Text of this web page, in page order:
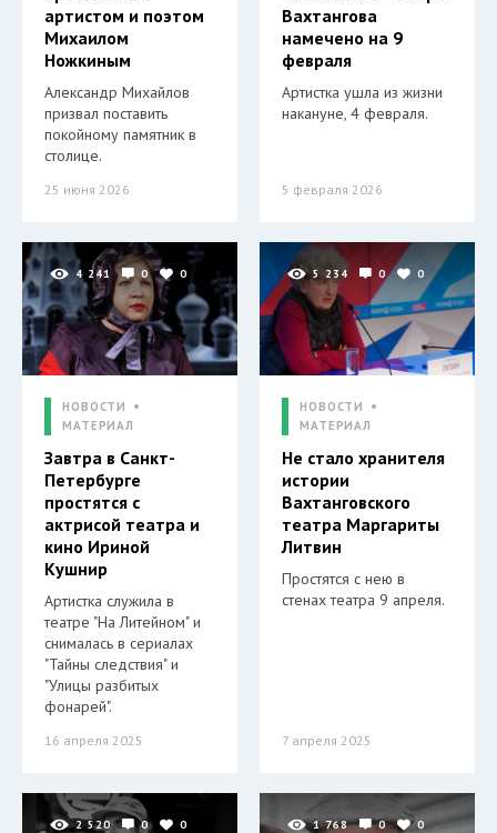
артистом и поэтом
Михаилом
Ножкиным
Александр Михайлов
призвал поставить
покойному памятник в
столице.
25 июня 2026
Вахтангова
намечено на 9
февраля
Артистка ушла из жизни
накануне, 4 февраля.
5 февраля 2026
4 241 0 0
НОВОСТИ
МАТЕРИАЛ
Завтра в Санкт-
Петербурге
простятся с
актрисой театра и
кино Ириной
Кушнир
Артистка служила в
театре "На Литейном" и
снималась в сериалах
"Тайны следствия" и
"Улицы разбитых
фонарей".
16 апреля 2025
5 234 0 0
НОВОСТИ
МАТЕРИАЛ
Не стало хранителя
истории
Вахтанговского
театра Маргариты
Литвин
Простятся с нею в
стенах театра 9 апреля.
7 апреля 2025
2 520 0 0 1 768 0 0